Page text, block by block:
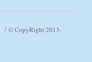
© CopyRight 2013-